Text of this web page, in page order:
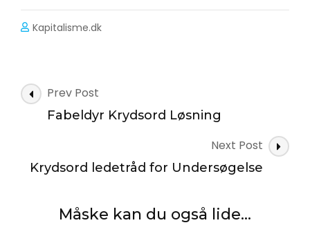
Kapitalisme.dk
Post
Navigation
Prev Post
Fabeldyr Krydsord Løsning
Next Post
Krydsord ledetråd for Undersøgelse
Måske kan du også lide...